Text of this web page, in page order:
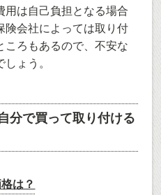
用は自己負担となる場合
険会社によっては取り付
ころもあるので、不安な
ょう。
分で買って取り付ける
は？